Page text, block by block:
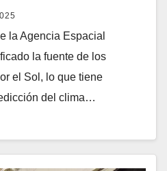
la Agencia Espacial
la fuente de los
el Sol, lo que tiene
del clima…